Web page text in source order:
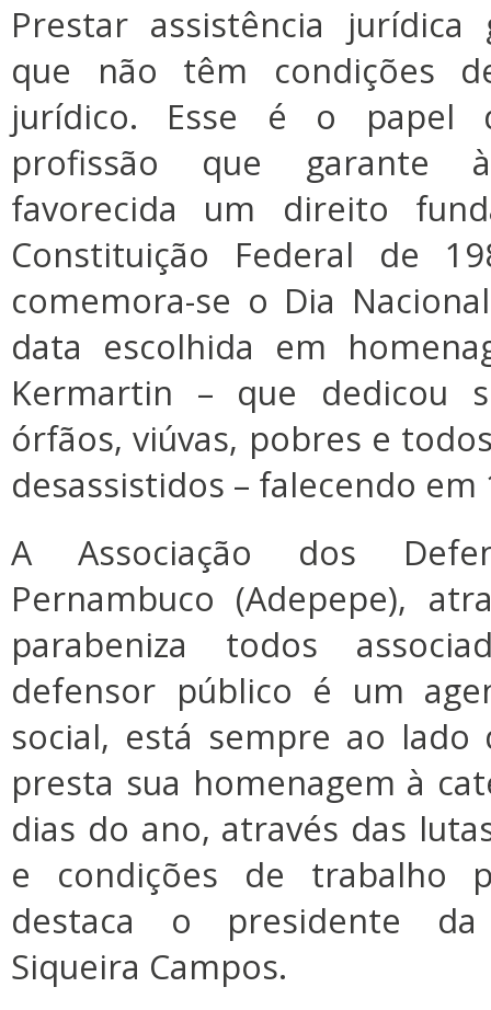
Prestar assistência
que não têm condições
jurídico. Esse é o papel
profissão que garante
favorecida um direito
Constituição Federal de
comemora-se o Dia
data escolhida em
Kermartin – que dedicou
órfãos, viúvas, pobres e
desassistidos – falecendo
A Associação dos
Pernambuco (Adepepe),
parabeniza todos
defensor público é um
social, está sempre ao lado
presta sua homenagem à
dias do ano, através das
e condições de trabalho
destaca o presidente da
Siqueira Campos.